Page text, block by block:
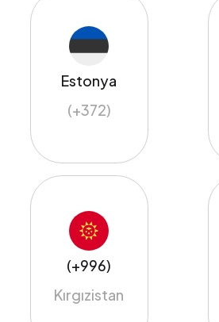
Estonya
(+372)
(+996)
Kırgızistan